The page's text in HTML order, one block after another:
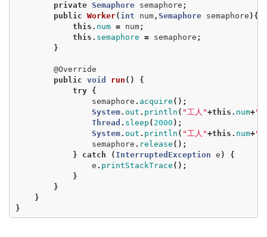
private Semaphore semaphore ;
public Worker( int num , Semaphore semaphore ){
this . num = num;
this . semaphore = semaphore ;
}
@Override
public void run ()
{
try {
semaphore . acquire ();
System. out . println ( "工人"+this . num+"
Thread . sleep ( 2000 );
System. out . println ( "工人"+this . num+"
semaphore . release ();
}
catch ( InterruptedException e )
{
e . printStackTrace ();
}
}
}
}